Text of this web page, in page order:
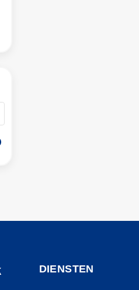
DIENSTEN